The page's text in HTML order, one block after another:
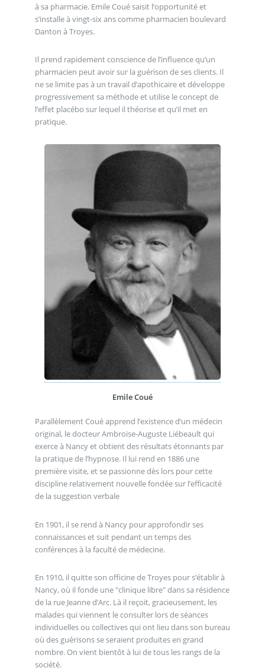
à sa pharmacie. Emile Coué saisit l’opportunité et
s’installe à vingt-six ans comme pharmacien boulevard
Danton à Troyes.
Il prend rapidement conscience de l’influence qu’un
pharmacien peut avoir sur la guérison de ses clients. Il
ne se limite pas à un travail d’apothicaire et développe
progressivement sa méthode et utilise le concept de
l’effet placébo sur lequel il théorise et qu’il met en
pratique.
Emile Coué
Parallèlement Coué apprend l’existence d’un médecin
original, le docteur Ambroise-Auguste Liébeault qui
exerce à Nancy et obtient des résultats étonnants par
la pratique de l’hypnose. Il lui rend en 1886 une
première visite, et se passionne dès lors pour cette
discipline relativement nouvelle fondée sur l’efficacité
de la suggestion verbale
En 1901, il se rend à Nancy pour approfondir ses
connaissances et suit pendant un temps des
conférences à la faculté de médecine.
En 1910, il quitte son officine de Troyes pour s’établir à
Nancy, où il fonde une "clinique libre" dans sa résidence
de la rue Jeanne d’Arc. Là il reçoit, gracieusement, les
malades qui viennent le consulter lors de séances
individuelles ou collectives qui ont lieu dans son bureau
où des guérisons se seraient produites en grand
nombre. On vient bientôt à lui de tous les rangs de la
société.